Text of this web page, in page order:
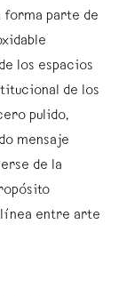
forma parte de
los espacios
de los
pulido,
mensaje
de la
entre arte